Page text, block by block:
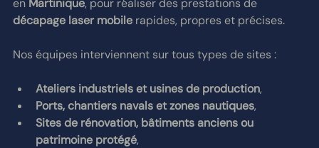
en Martinique, pour réaliser des prestations de
décapage laser mobile rapides, propres et précises.
Nos équipes interviennent sur tous types de sites :
Ateliers industriels et usines de production,
Ports, chantiers navals et zones nautiques,
Sites de rénovation, bâtiments anciens ou
patrimoine protégé,